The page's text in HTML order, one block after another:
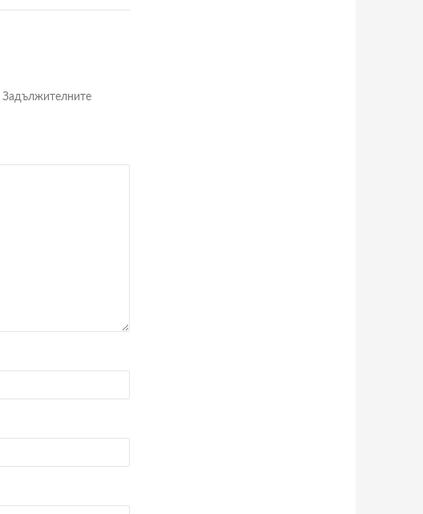
Задължителните